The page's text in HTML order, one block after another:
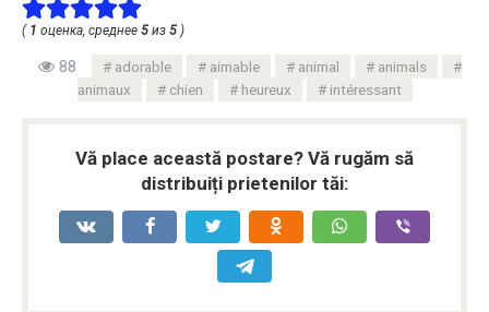
( 1 оценка, среднее 5 из 5 )
88 adorable aimable animal
animals
animaux
chien heureux intéressant
Vă place această postare? Vă rugăm să
distribuiți prietenilor tăi: